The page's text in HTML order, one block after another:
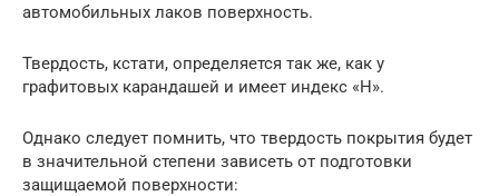
автомобильных лаков поверхность.
Твердость, кстати, определяется так же, как у
графитовых карандашей и имеет индекс «H».
Однако следует помнить, что твердость покрытия будет
в значительной степени зависеть от подготовки
защищаемой поверхности: